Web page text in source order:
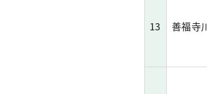
13 善福寺